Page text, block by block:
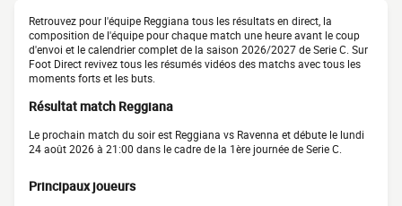
Retrouvez pour l'équipe Reggiana tous les résultats en direct, la
composition de l'équipe pour chaque match une heure avant le coup
d'envoi et le calendrier complet de la saison 2026/2027 de Serie C. Sur
Foot Direct revivez tous les résumés vidéos des matchs avec tous les
moments forts et les buts.
Résultat match Reggiana
Le prochain match du soir est Reggiana vs Ravenna et débute le lundi
24 août 2026 à 21:00 dans le cadre de la 1ère journée de Serie C.
Principaux joueurs